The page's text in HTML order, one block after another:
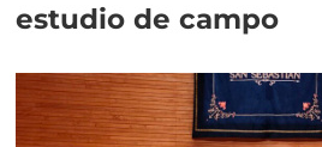
estudio de campo